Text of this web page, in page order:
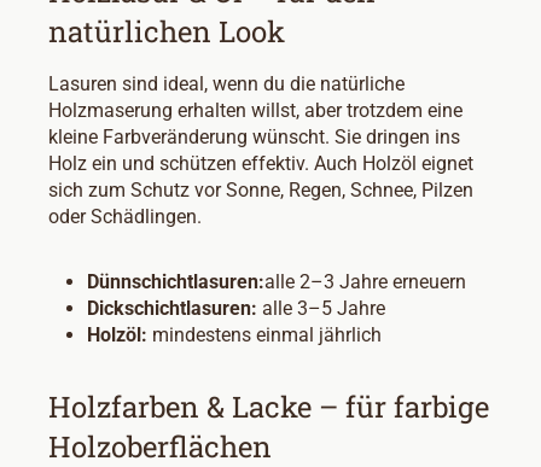
natürlichen Look
Lasuren sind ideal, wenn du die natürliche
Holzmaserung erhalten willst, aber trotzdem eine
kleine Farbveränderung wünscht. Sie dringen ins
Holz ein und schützen effektiv. Auch Holzöl eignet
sich zum Schutz vor Sonne, Regen, Schnee, Pilzen
oder Schädlingen.
Dünnschichtlasuren:alle 2–3 Jahre erneuern
Dickschichtlasuren: alle 3–5 Jahre
Holzöl: mindestens einmal jährlich
Holzfarben & Lacke – für farbige
Holzoberflächen